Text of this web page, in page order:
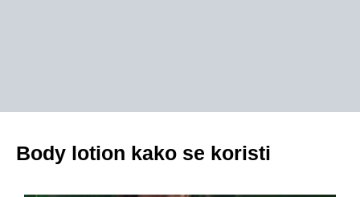
Body lotion kako se koristi